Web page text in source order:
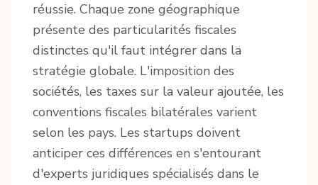
réussie. Chaque zone géographique
présente des particularités fiscales
distinctes qu'il faut intégrer dans la
stratégie globale. L'imposition des
sociétés, les taxes sur la valeur ajoutée, les
conventions fiscales bilatérales varient
selon les pays. Les startups doivent
anticiper ces différences en s'entourant
d'experts juridiques spécialisés dans le